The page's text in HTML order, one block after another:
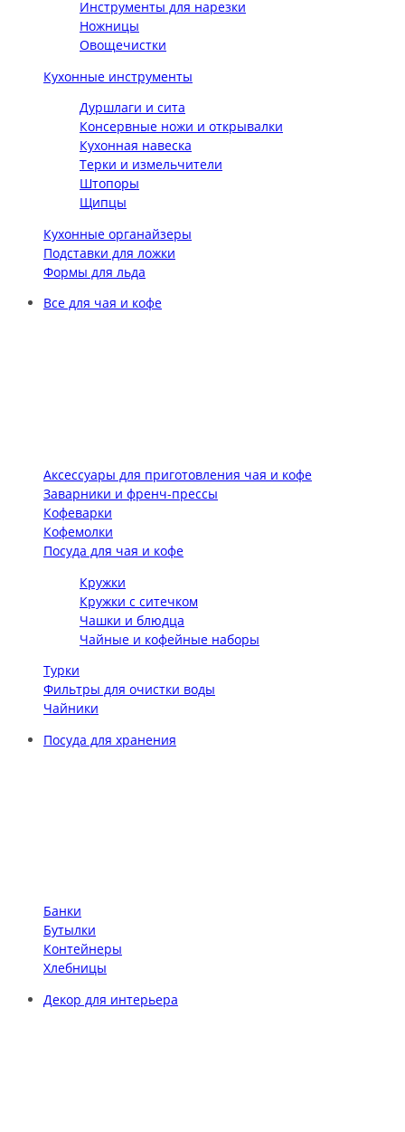
Инструменты для нарезки
Ножницы
Овощечистки
Кухонные инструменты
Дуршлаги и сита
Консервные ножи и открывалки
Кухонная навеска
Терки и измельчители
Штопоры
Щипцы
Кухонные органайзеры
Подставки для ложки
Формы для льда
Все для чая и кофе
Аксессуары для приготовления чая и кофе
Заварники и френч-прессы
Кофеварки
Кофемолки
Посуда для чая и кофе
Кружки
Кружки с ситечком
Чашки и блюдца
Чайные и кофейные наборы
Турки
Фильтры для очистки воды
Чайники
Посуда для хранения
Банки
Бутылки
Контейнеры
Хлебницы
Декор для интерьера